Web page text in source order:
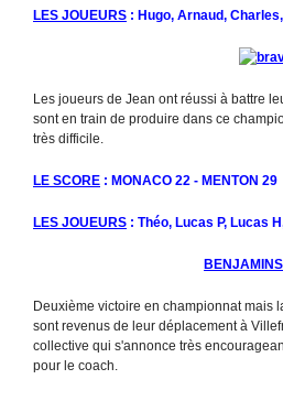
LES JOUEURS : Hugo, Arnaud,
Les joueurs de Jean ont réussi à battre
sont en train de produire dans ce
très difficile.
LE SCORE : MONACO 22 - MENTON 29
LES JOUEURS : Théo, Lucas P, Lucas
Deuxième victoire en championnat mais
sont revenus de leur déplacement à
collective qui s'annonce très
pour le coach.